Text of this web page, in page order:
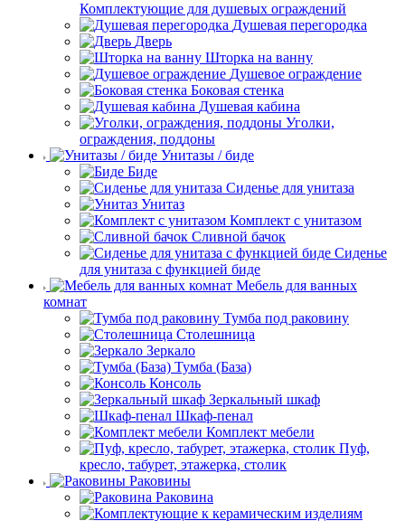
Комплектующие для душевых ограждений
Душевая перегородка
Дверь
Шторка на ванну
Душевое ограждение
Боковая стенка
Душевая кабина
Уголки,
ограждения, поддоны
Унитазы / биде
Биде
Сиденье для унитаза
Унитаз
Комплект с унитазом
Сливной бачок
Сиденье
для унитаза с функцией биде
Мебель для ванных
комнат
Тумба под раковину
Столешница
Зеркало
Тумба (База)
Консоль
Зеркальный шкаф
Шкаф-пенал
Комплект мебели
Пуф,
кресло, табурет, этажерка, столик
Раковины
Раковина